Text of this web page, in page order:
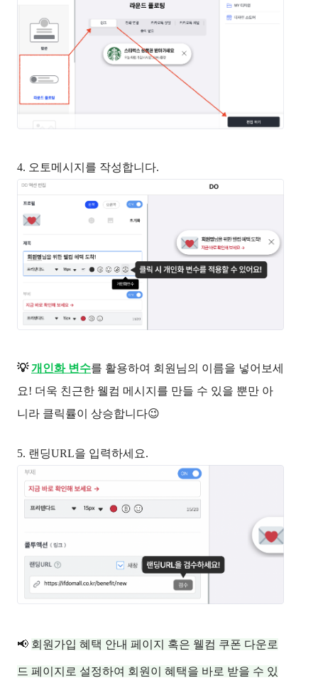
4. 오토메시지를 작성합니다.
💡 개인화 변수를 활용하여 회원님의 이름을 넣어보세
요! 더욱 친근한 웰컴 메시지를 만들 수 있을 뿐만 아
니라 클릭률이 상승합니다😉
5. 랜딩URL을 입력하세요.
📢 회원가입 혜택 안내 페이지 혹은 웰컴 쿠폰 다운로
드 페이지로 설정하여 회원이 혜택을 바로 받을 수 있